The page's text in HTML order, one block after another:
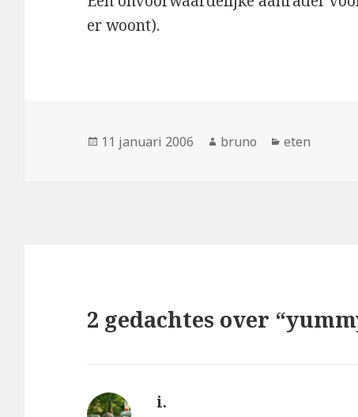
er woont).
Geplaatst
11 januari 2006 Auteur
bruno Categorieën
eten
2 gedachtes over
i.